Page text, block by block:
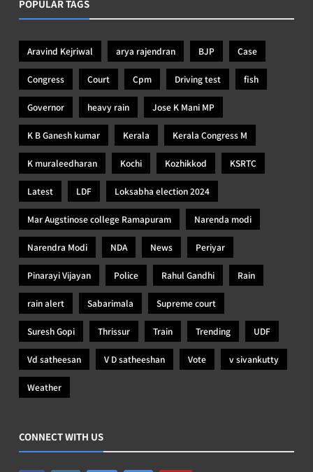
POPULAR TAGS
Aravind Kejriwal arya rajendran BJP Case
Congress Court Cpm Driving test fish
Governor heavy rain Jose K Mani MP
K B Ganesh kumar Kerala Kerala Congress M
K muraleedharan Kochi Kozhikkod KSRTC
Latest LDF Loksabha election 2024
Mar Augstinose college Ramapuram Narenda modi
Narendra Modi NDA News Periyar
Pinarayi Vijayan Police Rahul Gandhi Rain
rain alert Sabarimala Supreme court
Suresh Gopi Thrissur Train Trending UDF
Vd satheesan V D satheeshan Vote v sivankutty
Weather
CONNECT WITH US